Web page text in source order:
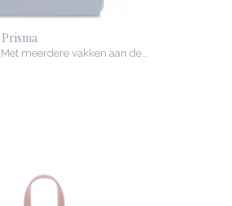
meerdere vakken aan de…